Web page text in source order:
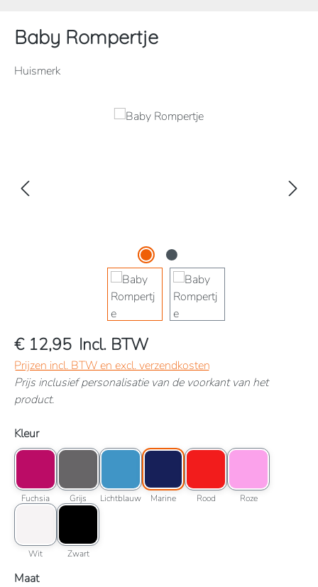
Baby Rompertje
Huismerk
Afbeeldingengalerij overslaan
€ 12,95 Incl. BTW
Prijzen incl. BTW en excl. verzendkosten
Prijs inclusief personalisatie van de voorkant van het
product.
Selecteer
Kleur
Kleuroptie: Fuchsia
Fuchsia
Kleuroptie: Grijs
Grijs
Kleuroptie: Lichtblauw
Lichtblauw
Kleuroptie: Marine
Marine
Kleuroptie: Rood
Rood
Kleuroptie: Roze
Roze
Kleuroptie: Wit
Wit
Kleuroptie: Zwart
Zwart
Selecteer
Maat